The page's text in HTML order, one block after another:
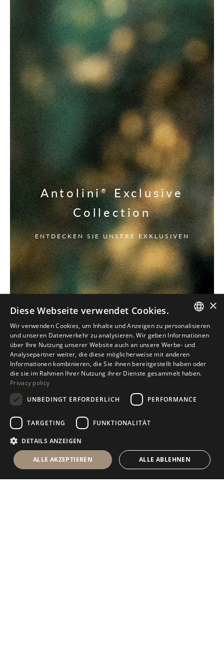
Antolini® Exclusive
Collection
ENTDECKEN SIE UNSERE EXKLUSIVEN
ITALIAN
ENGLISH
SPANISH
RUSSIAN
×
Diese Webseite verwendet Cookies.
Wir verwenden Cookies, um Inhalte und Anzeigen zu personalisieren
und unseren Datenverkehr zu analysieren. Wir geben Informationen
über Ihre Nutzung unserer Website auch an unsere Werbe- und
Analysepartner weiter, die diese möglicherweise mit anderen
Informationen kombinieren, die Sie ihnen bereitgestellt haben oder
die sie im Rahmen Ihrer Nutzung ihrer Dienste gesammelt haben.
Privacy policy
UNBEDINGT ERFORDERLICH
PERFORMANCE
TARGETING FUNKTIONALITÄT
DETAILS ANZEIGEN
ALLE AKZEPTIEREN ALLE ABLEHNEN